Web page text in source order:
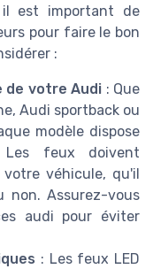
est important de
pour faire le bon
:
de votre Audi : Que
Audi sportback ou
modèle dispose
Les feux doivent
véhicule, qu'il
non. Assurez-vous
audi pour éviter
: Les feux LED